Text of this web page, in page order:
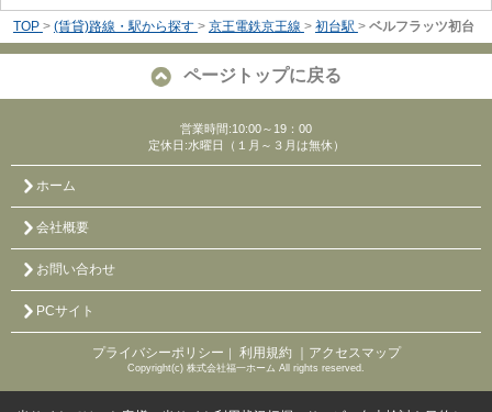
TOP > (賃貸)路線・駅から探す > 京王電鉄京王線 > 初台駅 > ベルフラッツ初台
ページトップに戻る
営業時間:10:00～19：00
定休日:水曜日（１月～３月は無休）
ホーム
会社概要
お問い合わせ
PCサイト
プライバシーポリシー ｜ 利用規約 ｜アクセスマップ
Copyright(c) 株式会社福一ホーム All rights reserved.